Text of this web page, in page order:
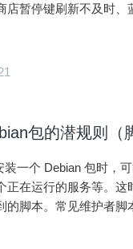
店暂停键刷新不及时
包的潜规则（
正在运行的服务等。这